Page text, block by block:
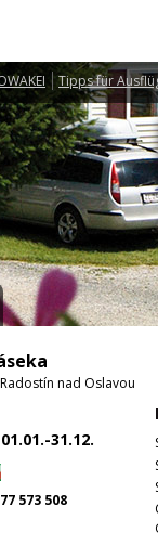
Tipps für
nad Oslavou
01.01.-31.12.
573 508